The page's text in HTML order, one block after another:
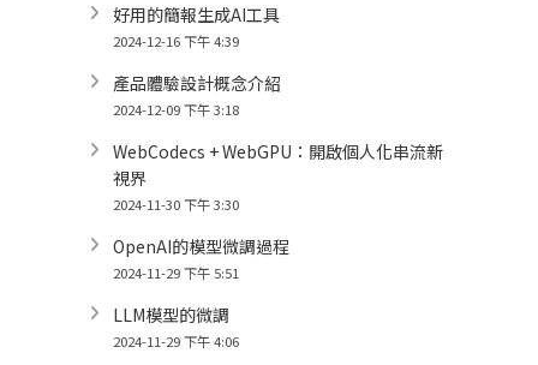
好用的簡報生成AI工具
2024-12-16 下午 4:39
產品體驗設計概念介紹
2024-12-09 下午 3:18
WebCodecs + WebGPU：開啟個人化串流新
視界
2024-11-30 下午 3:30
OpenAI的模型微調過程
2024-11-29 下午 5:51
LLM模型的微調
2024-11-29 下午 4:06